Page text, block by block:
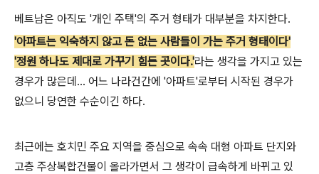
베트남은 아직도 '개인 주택'의 주거 형태가 대부분을 차지한다.
'아파트는 익숙하지 않고 돈 없는 사람들이 가는 주거 형태이다'
'정원 하나도 제대로 가꾸기 힘든 곳이다.'라는 생각을 가지고 있는
경우가 많은데... 어느 나라건간에 '아파트'로부터 시작된 경우가
없으니 당연한 수순이긴 하다.
최근에는 호치민 주요 지역을 중심으로 속속 대형 아파트 단지와
고층 주상복합건물이 올라가면서 그 생각이 급속하게 바뀌고 있